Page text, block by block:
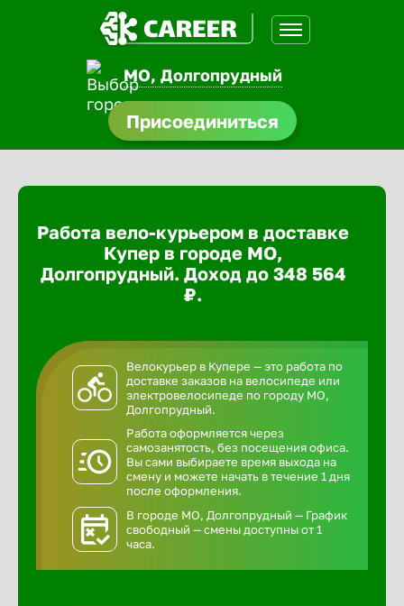
МО, Долгопрудный
Присоединиться
Работа вело-курьером в доставке
Купер в городе МО,
Долгопрудный. Доход до 348 564
₽.
Велокурьер в Купере — это работа по
доставке заказов на велосипеде или
электровелосипеде по городу МО,
Долгопрудный.
Работа оформляется через
самозанятость, без посещения офиса.
Вы сами выбираете время выхода на
смену и можете начать в течение 1 дня
после оформления.
В городе МО, Долгопрудный — График
свободный — смены доступны от 1
часа.